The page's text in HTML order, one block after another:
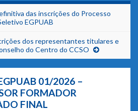
das inscrições do Processo
EGPUAB
dos representantes titulares e
do Centro do CCSO
01/2026 –
FORMADOR
FINAL